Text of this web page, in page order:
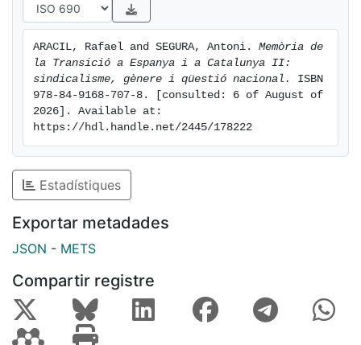
ARACIL, Rafael and SEGURA, Antoni. Memòria de
la Transició a Espanya i a Catalunya II:
sindicalisme, gènere i qüestió nacional.
ISBN
978-84-9168-707-8. [consulted: 6 of August of
2026]. Available at:
https://hdl.handle.net/2445/178222
Estadístiques
Exportar metadades
JSON - METS
Compartir registre